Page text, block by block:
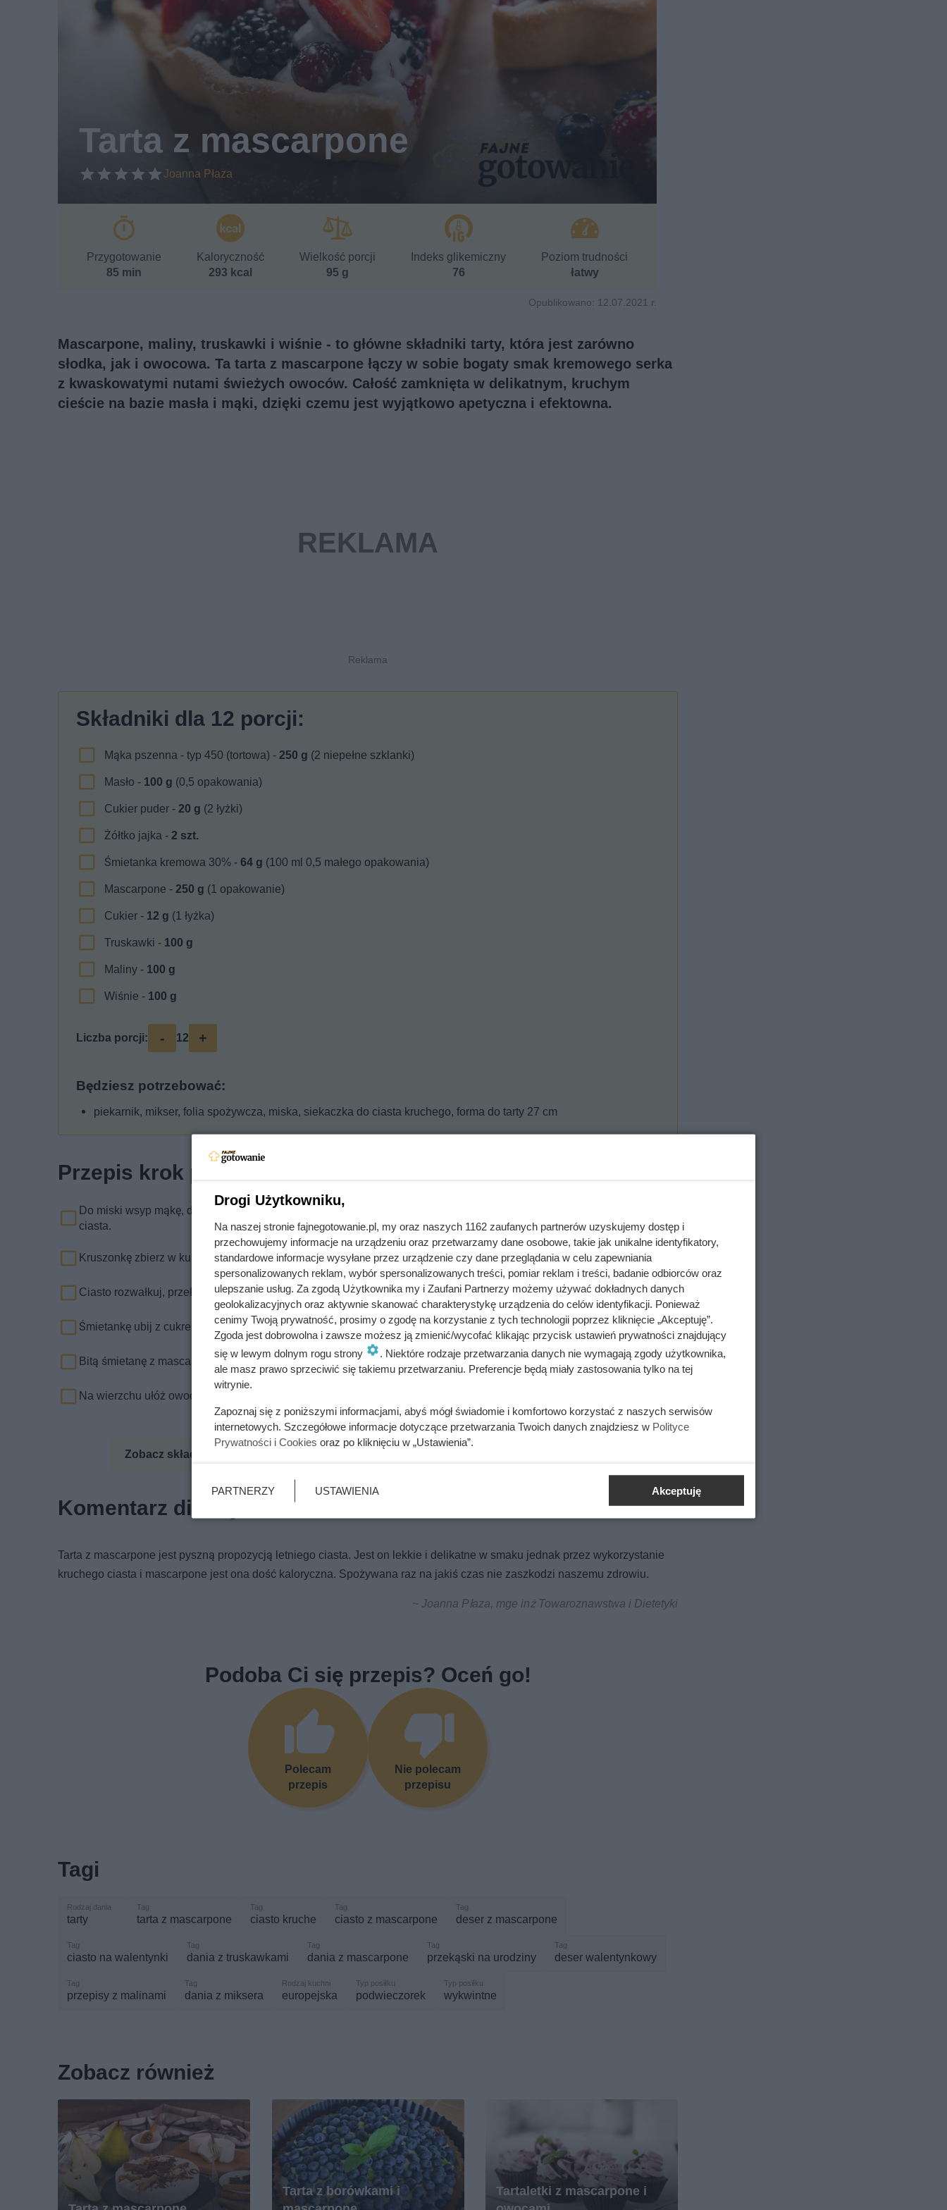
Tarta z mascarpone
Joanna Płaza
Przygotowanie
85 min
Kaloryczność
293 kcal
Wielkość porcji
95 g
Indeks glikemiczny
76
Poziom trudności
łatwy
Opublikowano: 12.07.2021 r.
Mascarpone, maliny, truskawki i wiśnie - to główne składniki tarty, która jest zarówno
słodka, jak i owocowa. Ta tarta z mascarpone łączy w sobie bogaty smak kremowego serka
z kwaskowatymi nutami świeżych owoców. Całość zamknięta w delikatnym, kruchym
cieście na bazie masła i mąki, dzięki czemu jest wyjątkowo apetyczna i efektowna.
Składniki dla 12 porcji:
Mąka pszenna - typ 450 (tortowa) - 250 g (2 niepełne szklanki)
Masło - 100 g (0,5 opakowania)
Cukier puder - 20 g (2 łyżki)
Żółtko jajka - 2 szt.
Śmietanka kremowa 30% - 64 g (100 ml 0,5 małego opakowania)
Mascarpone - 250 g (1 opakowanie)
Cukier - 12 g (1 łyżka)
Truskawki - 100 g
Maliny - 100 g
Wiśnie - 100 g
Liczba porcji: - 12 +
Będziesz potrzebować:
piekarnik, mikser, folia spożywcza, miska, siekaczka do ciasta kruchego, forma do tarty 27 cm
Przepis krok po kroku
Do miski wsyp mąkę, dodaj do niej zimne masło, żółtka i cukier puder. Zrób kruszonkę za pomocą noża lub siekaczki do
ciasta.
Kruszonkę zbierz w kulkę, zawiń w folię i odstaw do lodówki na 30 minut.
Ciasto rozwałkuj, przełóż do formy i piecz 25 minut w temperaturze 180 stopni. Odstaw do wystudzenia.
Śmietankę ubij z cukrem, na koniec dodaj mascarpone i dokładnie zmiksuj na gładko.
Bitą śmietanę z mascarpone wylej na ciasto.
Na wierzchu ułóż owoce i pozostaw do wystudzenia przez 2 godziny.
Zobacz składniki odżywcze
Komentarz dietetyka
Tarta z mascarpone jest pyszną propozycją letniego ciasta. Jest on lekkie i delikatne w smaku jednak przez wykorzystanie
kruchego ciasta i mascarpone jest ona dość kaloryczna. Spożywana raz na jakiś czas nie zaszkodzi naszemu zdrowiu.
~ Joanna Płaza, mge inż Towaroznawstwa i Dietetyki
Podoba Ci się przepis? Oceń go!
Polecam
przepis
Nie polecam
przepisu
Tagi
tarty tarta z mascarpone ciasto kruche ciasto z mascarpone deser z mascarpone
ciasto na walentynki dania z truskawkami dania z mascarpone przekąski na urodziny deser walentynkowy
przepisy z malinami dania z miksera europejska podwieczorek wykwintne
Zobacz również
Tarta z borówkami i
Tartaletki z mascarpone i
Drogi Użytkowniku,
Na naszej stronie fajnegotowanie.pl, my oraz naszych 1162 zaufanych partnerów uzyskujemy dostęp i
przechowujemy informacje na urządzeniu oraz przetwarzamy dane osobowe, takie jak unikalne identyfikatory,
standardowe informacje wysyłane przez urządzenie czy dane przeglądania w celu zapewniania
spersonalizowanych reklam, wybór spersonalizowanych treści, pomiar reklam i treści, badanie odbiorców oraz
ulepszanie usług. Za zgodą Użytkownika my i Zaufani Partnerzy możemy używać dokładnych danych
geolokalizacyjnych oraz aktywnie skanować charakterystykę urządzenia do celów identyfikacji. Ponieważ
cenimy Twoją prywatność, prosimy o zgodę na korzystanie z tych technologii poprzez kliknięcie „Akceptuję”.
Zgoda jest dobrowolna i zawsze możesz ją zmienić/wycofać klikając przycisk ustawień prywatności znajdujący
się w lewym dolnym rogu strony
. Niektóre rodzaje przetwarzania danych nie wymagają zgody użytkownika,
ale masz prawo sprzeciwić się takiemu przetwarzaniu. Preferencje będą miały zastosowania tylko na tej
witrynie.
Zapoznaj się z poniższymi informacjami, abyś mógł świadomie i komfortowo korzystać z naszych serwisów
internetowych. Szczegółowe informacje dotyczące przetwarzania Twoich danych znajdziesz w Polityce
Prywatności i Cookies oraz po kliknięciu w „Ustawienia”.
PARTNERZY USTAWIENIA Akceptuję